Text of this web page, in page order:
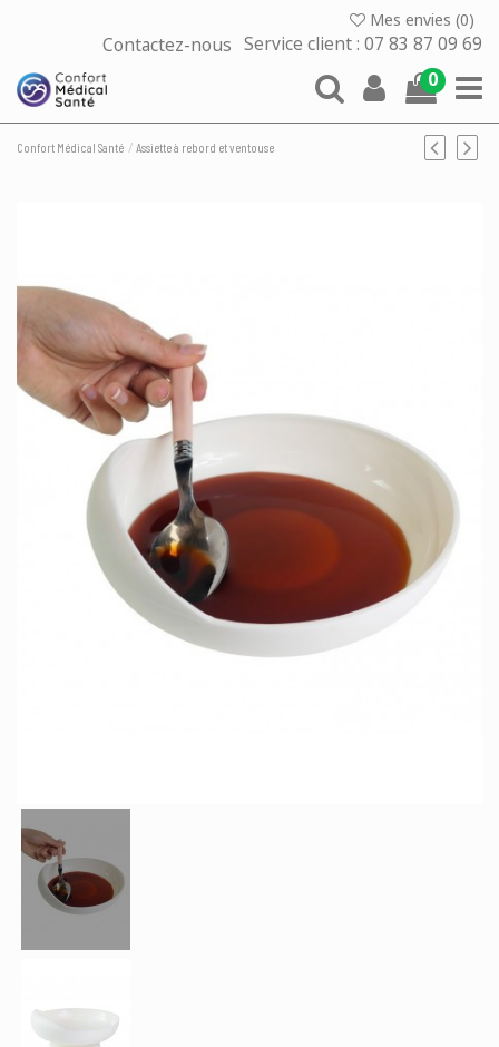
Mes envies (0)
Contactez-nous Service client : 07 83 87 09 69
0
Confort Médical Santé Assiette à rebord et ventouse